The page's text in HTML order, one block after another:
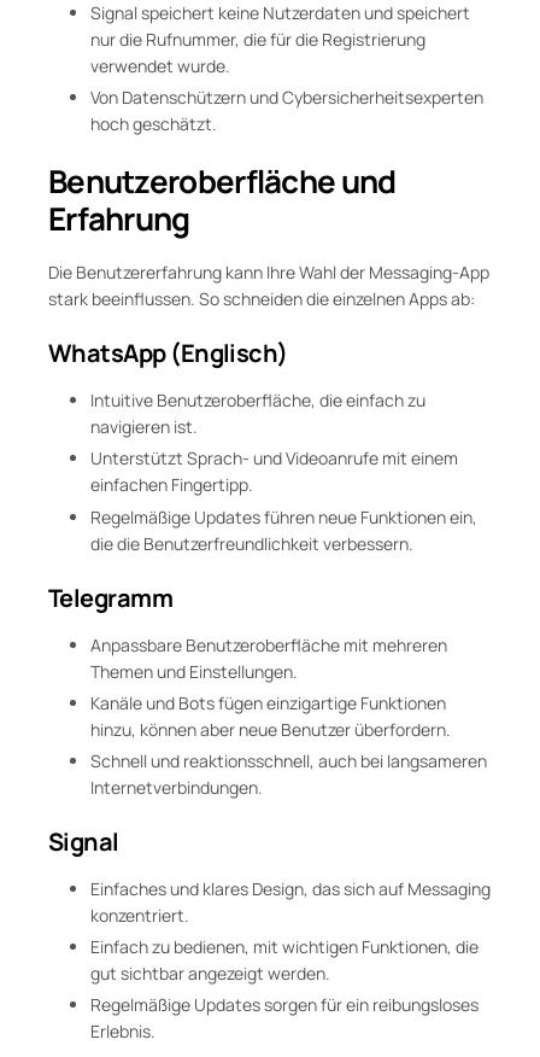
Signal speichert keine Nutzerdaten und speichert
nur die Rufnummer, die für die Registrierung
verwendet wurde.
Von Datenschützern und Cybersicherheitsexperten
hoch geschätzt.
Benutzeroberfläche und
Erfahrung
Die Benutzererfahrung kann Ihre Wahl der Messaging-App
stark beeinflussen. So schneiden die einzelnen Apps ab:
WhatsApp (Englisch)
Intuitive Benutzeroberfläche, die einfach zu
navigieren ist.
Unterstützt Sprach- und Videoanrufe mit einem
einfachen Fingertipp.
Regelmäßige Updates führen neue Funktionen ein,
die die Benutzerfreundlichkeit verbessern.
Telegramm
Anpassbare Benutzeroberfläche mit mehreren
Themen und Einstellungen.
Kanäle und Bots fügen einzigartige Funktionen
hinzu, können aber neue Benutzer überfordern.
Schnell und reaktionsschnell, auch bei langsameren
Internetverbindungen.
Signal
Einfaches und klares Design, das sich auf Messaging
konzentriert.
Einfach zu bedienen, mit wichtigen Funktionen, die
gut sichtbar angezeigt werden.
Regelmäßige Updates sorgen für ein reibungsloses
Erlebnis.